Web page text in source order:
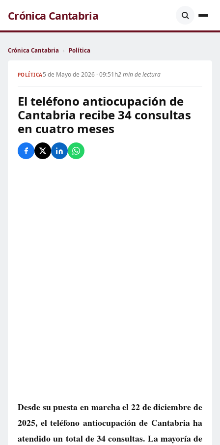
Crónica Cantabria
Crónica Cantabria › Política
POLÍTICA5 de Mayo de 2026 · 09:51h2 min de lectura
El teléfono antiocupación de
Cantabria recibe 34 consultas
en cuatro meses
Desde su puesta en marcha el 22 de diciembre de
2025, el teléfono antiocupación de Cantabria ha
atendido un total de 34 consultas. La mayoría de